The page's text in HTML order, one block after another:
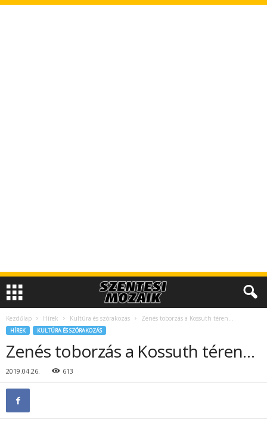
Kezdőlap Hírek Kultúra és szórakozás Zenés toborzás a Kossuth téren…
HÍREK KULTÚRA ÉS SZÓRAKOZÁS
Zenés toborzás a Kossuth téren…
2019.04.26. 613